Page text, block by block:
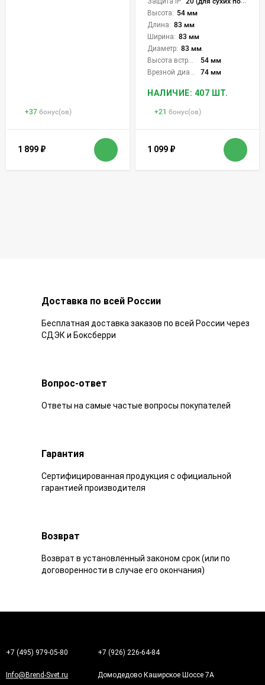
+37 бонус(ов)
1 899 ₽
Высота: 54 мм
Длина: 83 мм
Ширина: 83 мм
Диаметр: 83 мм
54 мм
74 мм
НАЛИЧИЕ: 407 ШТ.
+21 бонус(ов)
1 099 ₽
Доставка по всей России
Бесплатная доставка заказов по всей России через
СДЭК и Боксберри
Вопрос-ответ
Ответы на самые частые вопросы покупателей
Гарантия
Сертифицированная продукция с официальной
гарантией производителя
Возврат
Возврат в установленный законом срок (или по
договоренности в случае его окончания)
+7 (495) 979-05-80 +7 (926) 226-64-84
Info@Brend-Svet.ru Домодедово Каширское Шоссе 7А